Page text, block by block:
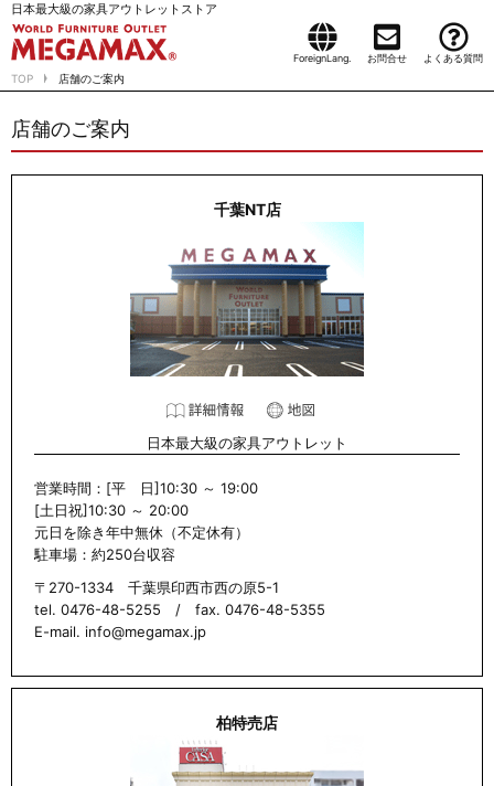
日本最大級の家具アウトレットストア
ForeignLang. お問合せ よくある質問
TOP 店舗のご案内
店舗のご案内
千葉NT店
日本最大級の家具アウトレット
営業時間：[平 日]10:30 ～ 19:00
[土日祝]10:30 ～ 20:00
元日を除き年中無休（不定休有）
駐車場：約250台収容
〒270-1334 千葉県印西市西の原5-1
tel. 0476-48-5255 / fax. 0476-48-5355
E-mail. info@megamax.jp
柏特売店